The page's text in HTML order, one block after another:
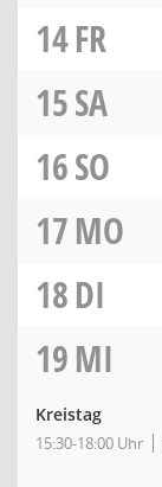
14FR
15SA
16SO
17MO
18DI
19MI
Kreistag
15:30-18:00 Uhr